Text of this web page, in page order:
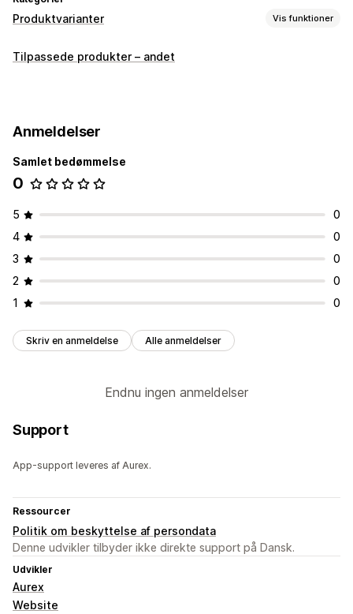
Produktvarianter Vis funktioner
Tilpasning
Tilpasset HTML
Priser
Massepriser Betingede priser
Dynamiske priser
Lager
Skjul, hvis ikke på lager SKU-administration
Lagertilgængelighed Automatiske opdateringer
Tilpassede produkter – andet
Anmeldelser
Samlet bedømmelse
0
5
0
4
0
3
0
2
0
1
0
Skriv en anmeldelse Alle anmeldelser
Endnu ingen anmeldelser
Support
App-support leveres af Aurex.
Ressourcer
Politik om beskyttelse af persondata
Denne udvikler tilbyder ikke direkte support på Dansk.
Udvikler
Aurex
Website